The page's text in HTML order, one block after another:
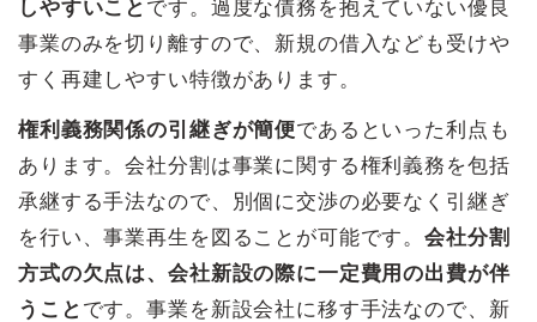
しやすいこと です。過度な債務を抱えていない優良
事業のみを切り離すので、新規の借入なども受けや
すく再建しやすい特徴があります。
権利義務関係の引継ぎが簡便であるといった利点も
あります。会社分割は事業に関する権利義務を包括
承継する手法なので、別個に交渉の必要なく引継ぎ
を行い、事業再生を図ることが可能です。会社分割
方式の欠点は、会社新設の際に一定費用の出費が伴
うこと です。事業を新設会社に移す手法なので、新